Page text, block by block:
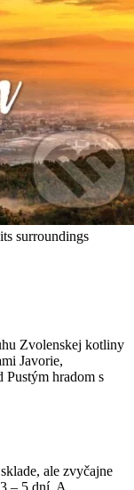
surroundings
Zvolenskej kotliny
Javorie,
hradom s
ale zvyčajne
– 5 dní. A